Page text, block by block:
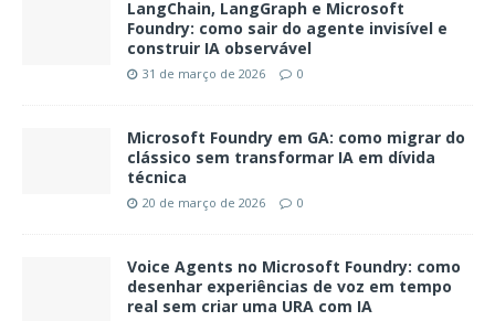
LangChain, LangGraph e Microsoft
Foundry: como sair do agente invisível e
construir IA observável
31 de março de 2026 0
Microsoft Foundry em GA: como migrar do
clássico sem transformar IA em dívida
técnica
20 de março de 2026 0
Voice Agents no Microsoft Foundry: como
desenhar experiências de voz em tempo
real sem criar uma URA com IA